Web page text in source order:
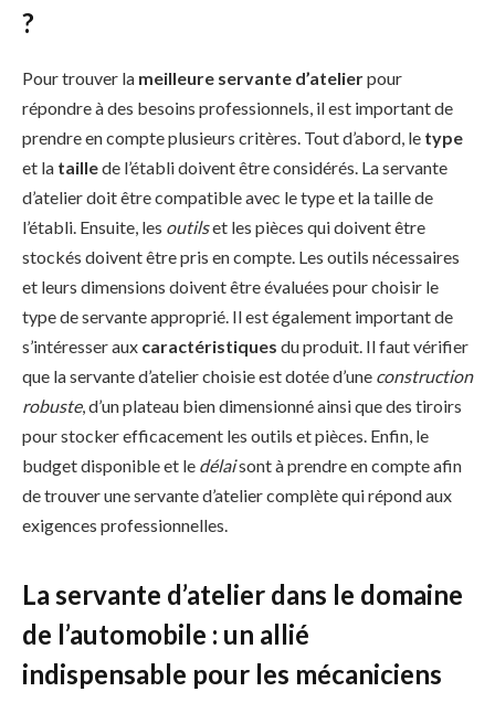
?
Pour trouver la meilleure servante d’atelierpour
répondre à des besoins professionnels, il est important de
prendre en compte plusieurs critères. Tout d’abord, le type
et la taillede l’établi doivent être considérés. La servante
d’atelier doit être compatible avec le type et la taille de
l’établi. Ensuite, les outilset les pièces qui doivent être
stockés doivent être pris en compte. Les outils nécessaires
et leurs dimensions doivent être évaluées pour choisir le
type de servante approprié. Il est également important de
s’intéresser aux caractéristiques du produit. Il faut vérifier
que la servante d’atelier choisie est dotée d’une construction
robuste, d’un plateau bien dimensionné ainsi que des tiroirs
pour stocker efficacement les outils et pièces. Enfin, le
budget disponible et le délaisont à prendre en compte afin
de trouver une servante d’atelier complète qui répond aux
exigences professionnelles.
La servante d’atelier dans le domaine
de l’automobile : un allié
indispensable pour les mécaniciens